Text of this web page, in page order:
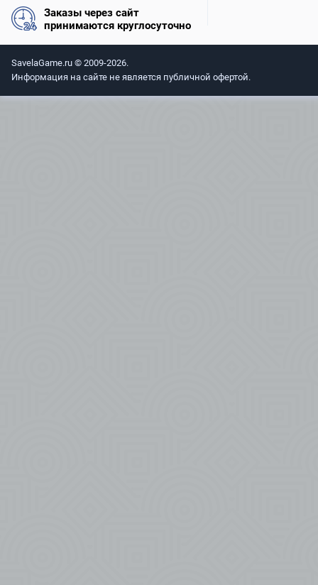
Заказы через сайт
принимаются круглосуточно
SavelaGame.ru © 2009-2026.
Информация на сайте не является публичной офертой.